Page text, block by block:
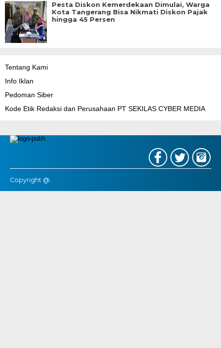
Pesta Diskon Kemerdekaan Dimulai, Warga
Kota Tangerang Bisa Nikmati Diskon Pajak
hingga 45 Persen
Tentang Kami
Info Iklan
Pedoman Siber
Kode Etik Redaksi dan Perusahaan PT SEKILAS CYBER MEDIA
Copyright @